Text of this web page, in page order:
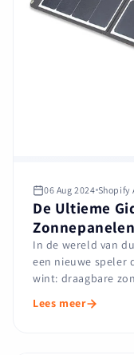
06 Aug 2024 Shopify
De Ultieme
In de wereld van
een nieuwe speler
wint: draagbare
Lees meer